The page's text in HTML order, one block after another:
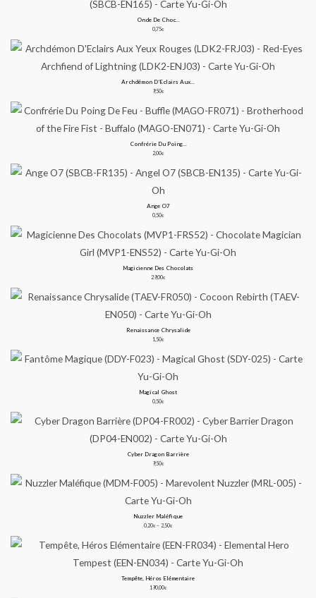
Onde De Choc...
0,75€
Archdémon D’Eclairs Aux...
9,50€
Confrérie Du Poing...
2,00€
Ange O7
0,50€
Magicienne Des Chocolats
29,00€
Renaissance Chrysalide
1,50€
Magical Ghost
0,50€
Cyber Dragon Barrière
9,50€
Nuzzler Maléfique
0,20€ – 2,50€
Plage
de
prix :
2,50€
Tempête, Héros Elémentaire
190,00€